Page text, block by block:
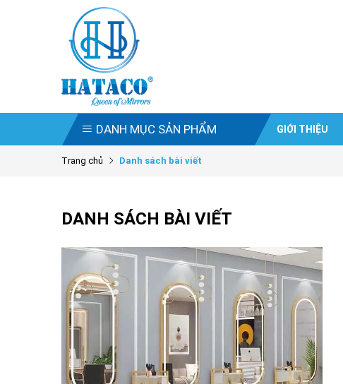
DANH MỤC SẢN PHẨM GIỚI THIỆU
Trang chủ Danh sách bài viết
DANH SÁCH BÀI VIẾT